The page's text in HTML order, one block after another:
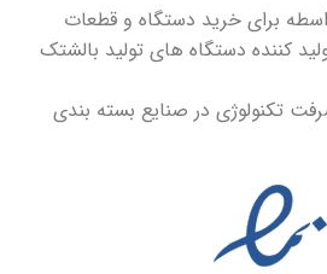
برای خرید دستگاه و قطعات
کننده دستگاه های تولید بالشتک
تکنولوژی در صنایع بسته بندی